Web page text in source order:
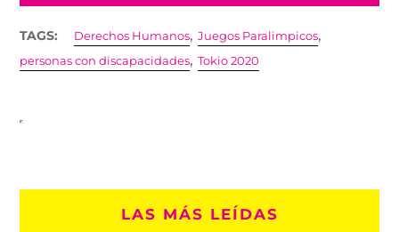
TAGS: Derechos Humanos,Juegos Paralimpicos,
personas con discapacidades,Tokio 2020
LAS MÁS LEÍDAS